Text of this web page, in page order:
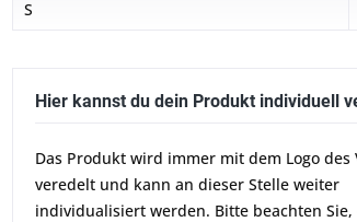
Hier kannst du dein Produkt individuell
Das Produkt wird immer mit dem Logo des
veredelt und kann an dieser Stelle weiter
individualisiert werden. Bitte beachten Sie,